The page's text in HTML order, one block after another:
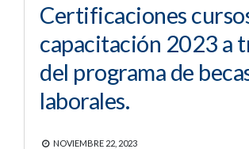
Certificaciones
capacitación 2023 a
del programa de
laborales.
NOVIEMBRE 22, 2023